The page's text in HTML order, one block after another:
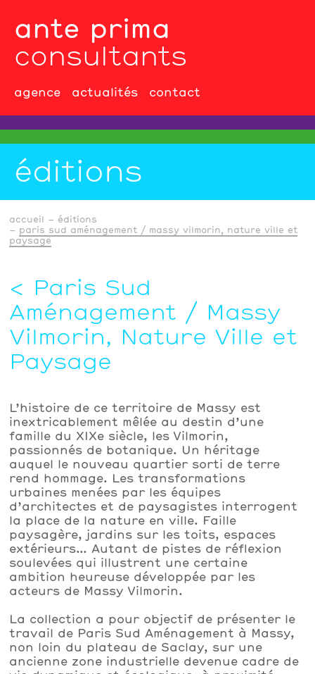
ante prima
consultants
agence actualités contact
éditions
accueil
éditions
paris sud aménagement / massy vilmorin, nature ville et
paysage
Paris Sud
Aménagement / Massy
Vilmorin, Nature Ville et
Paysage
L’histoire de ce territoire de Massy est
inextricablement mêlée au destin d’une
famille du XIXe siècle, les Vilmorin,
passionnés de botanique. Un héritage
auquel le nouveau quartier sorti de terre
rend hommage. Les transformations
urbaines menées par les équipes
d’architectes et de paysagistes interrogent
la place de la nature en ville. Faille
paysagère, jardins sur les toits, espaces
extérieurs… Autant de pistes de réflexion
soulevées qui illustrent une certaine
ambition heureuse développée par les
acteurs de Massy Vilmorin.
La collection a pour objectif de présenter le
travail de Paris Sud Aménagement à Massy,
non loin du plateau de Saclay, sur une
ancienne zone industrielle devenue cadre de